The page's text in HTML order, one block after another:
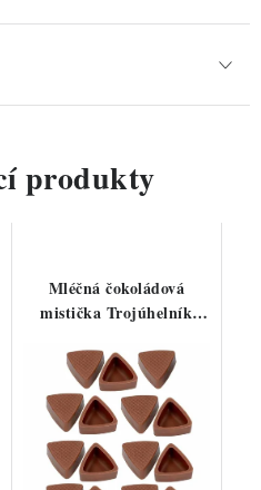
produkty
Mléčná čokoládová
mistička Trojúhelník